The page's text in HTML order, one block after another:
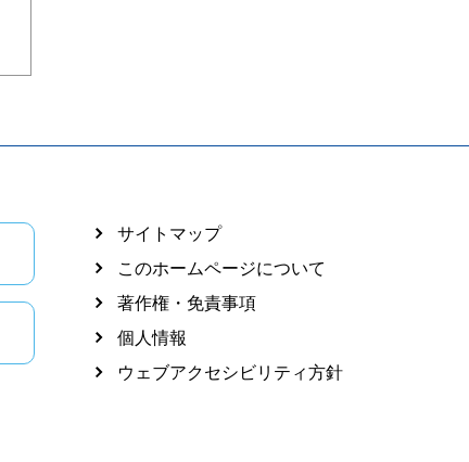
サイトマップ
このホームページについて
著作権・免責事項
個人情報
ウェブアクセシビリティ方針